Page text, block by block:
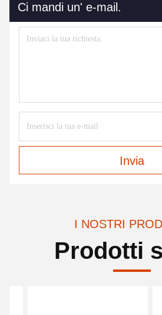
Ci mandi un' e-mail.
Invia
I NOSTRI
Prodotti